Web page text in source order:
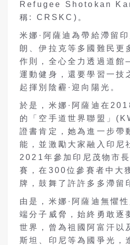
Refugee Shotokan
稱: CRSKC)。
米娜·阿薩迪為帶給滯留
朗、伊拉克等多國難民更
作則，全心全力透過道館
運動健身，還要學習一技
起揮別陰霾·迎向陽光。
於是，米娜·阿薩迪在
的「空手道世界聯盟」
證書肯定，她為進一步帶
能，並激勵大家融入印尼
2021年參加印尼茂物市
賽，在300位參賽者中大
牌，鼓舞了許許多多滯留
由是，米娜·阿薩迪無懼
端分子威脅，始終勇敢逐
世界，曾為祖國阿富汗以
斯坦、印尼等為國爭光，